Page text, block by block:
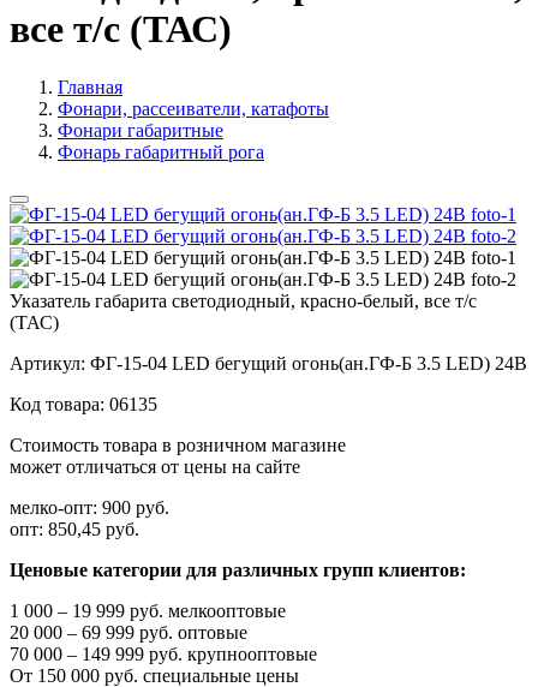
все т/с (ТАС)
Главная
Фонари, рассеиватели, катафоты
Фонари габаритные
Фонарь габаритный рога
Указатель габарита светодиодный, красно-белый, все т/с
(ТАС)
Артикул: ФГ-15-04 LED бегущий огонь(ан.ГФ-Б 3.5 LED) 24В
Код товара: 06135
Стоимость товара в розничном магазине
может отличаться от цены на сайте
мелко-опт: 900 руб.
опт: 850,45 руб.
Ценовые категории для различных групп клиентов:
1 000 – 19 999 руб. мелкооптовые
20 000 – 69 999 руб. оптовые
70 000 – 149 999 руб. крупнооптовые
От 150 000 руб. специальные цены